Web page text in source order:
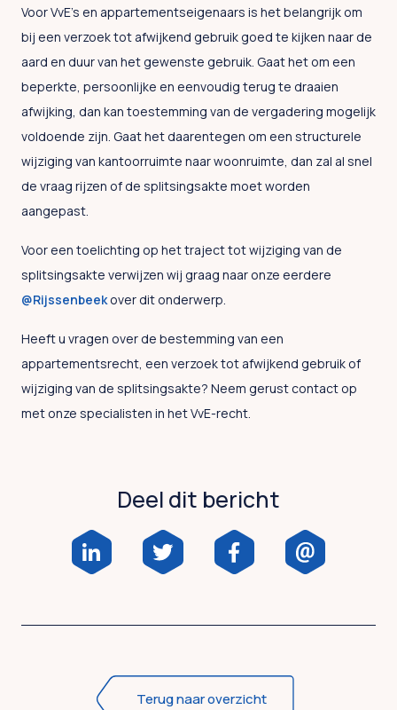
Voor VvE’s en appartementseigenaars is het belangrijk om
bij een verzoek tot afwijkend gebruik goed te kijken naar de
aard en duur van het gewenste gebruik. Gaat het om een
beperkte, persoonlijke en eenvoudig terug te draaien
afwijking, dan kan toestemming van de vergadering mogelijk
voldoende zijn. Gaat het daarentegen om een structurele
wijziging van kantoorruimte naar woonruimte, dan zal al snel
de vraag rijzen of de splitsingsakte moet worden
aangepast.
Voor een toelichting op het traject tot wijziging van de
splitsingsakte verwijzen wij graag naar onze eerdere
@Rijssenbeekover dit onderwerp.
Heeft u vragen over de bestemming van een
appartementsrecht, een verzoek tot afwijkend gebruik of
wijziging van de splitsingsakte? Neem gerust contact op
met onze specialisten in het VvE-recht.
Deel dit bericht
Terug naar overzicht